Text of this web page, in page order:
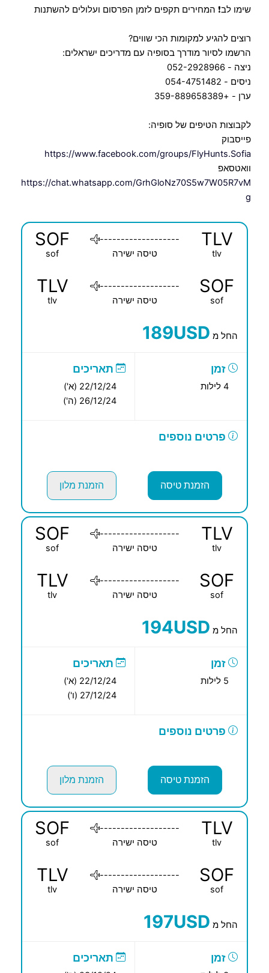
שימו לב❗️ המחירים תקפים לזמן הפרסום ועלולים להשתנות
רוצים להגיע למקומות הכי שווים?
הרשמו לסיור מודרך בסופיה עם מדריכים ישראלים:
ניצה - 052-2928966
ניסים - 054-4751482
ערן - +359-889658389
לקבוצות הטיפים של סופיה:
פייסבוק
https://www.facebook.com/groups/FlyHunts.Sofia
וואטסאפ
https://chat.whatsapp.com/GrhGloNz70S5w7W05R7vM
g
TLV
tlv
-------------------
טיסה ישירה
SOF
sof
SOF
sof
-------------------
טיסה ישירה
TLV
tlv
החל מ 189USD
זמן
4 לילות
תאריכים
22/12/24 (א')
26/12/24 (ה')
פרטים נוספים
הזמנת טיסה הזמנת מלון
TLV
tlv
-------------------
טיסה ישירה
SOF
sof
SOF
sof
-------------------
טיסה ישירה
TLV
tlv
החל מ 194USD
זמן
5 לילות
תאריכים
22/12/24 (א')
27/12/24 (ו')
פרטים נוספים
הזמנת טיסה הזמנת מלון
TLV
tlv
-------------------
טיסה ישירה
SOF
sof
SOF
sof
-------------------
טיסה ישירה
TLV
tlv
החל מ 197USD
זמן תאריכים